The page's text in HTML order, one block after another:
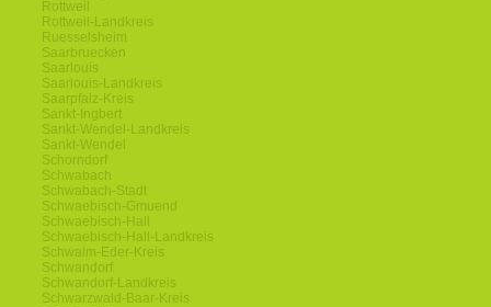
Rottweil
Rottweil-Landkreis
Ruesselsheim
Saarbruecken
Saarlouis
Saarlouis-Landkreis
Saarpfalz-Kreis
Sankt-Ingbert
Sankt-Wendel-Landkreis
Sankt-Wendel
Schorndorf
Schwabach
Schwabach-Stadt
Schwaebisch-Gmuend
Schwaebisch-Hall
Schwaebisch-Hall-Landkreis
Schwalm-Eder-Kreis
Schwandorf
Schwandorf-Landkreis
Schwarzwald-Baar-Kreis